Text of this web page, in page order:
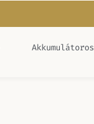
Akkumulátoros